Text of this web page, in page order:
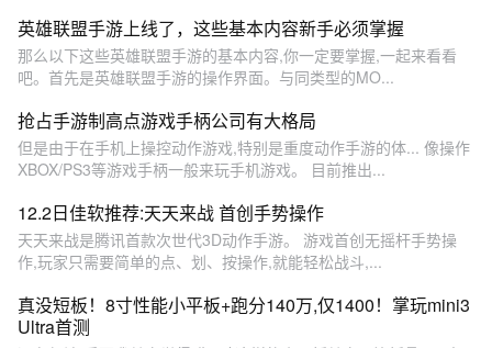
英雄联盟手游上线了，这些基本内容新手必须掌握
那么以下这些英雄联盟手游的基本内容,你一定要掌握,一起来看看
吧。首先是英雄联盟手游的操作界面。与同类型的MO...
抢占手游制高点游戏手柄公司有大格局
但是由于在手机上操控动作游戏,特别是重度动作手游的体... 像操作
XBOX/PS3等游戏手柄一般来玩手机游戏。 目前推出...
12.2日佳软推荐:天天来战 首创手势操作
天天来战是腾讯首款次世代3D动作手游。 游戏首创无摇杆手势操
作,玩家只需要简单的点、划、按操作,就能轻松战斗,...
真没短板！8寸性能小平板+跑分140万,仅1400！掌玩mini3
Ultra首测